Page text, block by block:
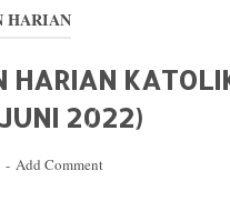
HARIAN
HARIAN
2022)
Add Comment